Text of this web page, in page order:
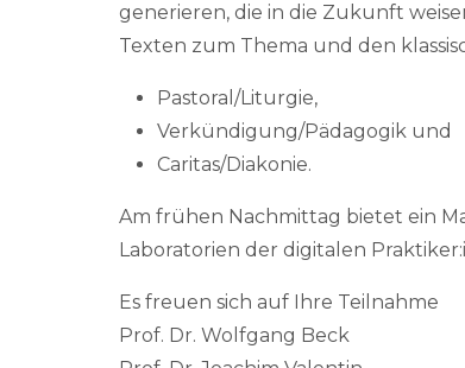
generieren, die in die Zukunft
Texten zum Thema und den
Pastoral/Liturgie,
Verkündigung/Pädagogik und
Caritas/Diakonie.
Am frühen Nachmittag bietet ein
Laboratorien der digitalen
Es freuen sich auf Ihre Teilnahme
Prof. Dr. Wolfgang Beck